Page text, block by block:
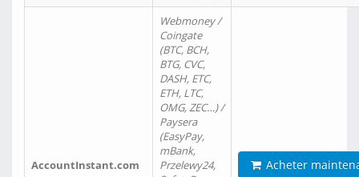
AccountInstant.com
Webmoney /
Coingate
(BTC, BCH,
BTG, CVC,
DASH, ETC,
ETH, LTC,
OMG, ZEC…) /
Paysera
(EasyPay,
mBank,
Przelewy24,
Acheter